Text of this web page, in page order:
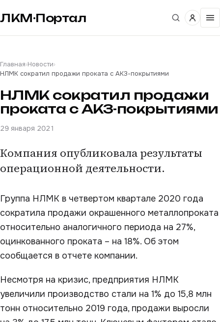
ЛКМ·Портал
Главная›Новости›
НЛМК сократил продажи проката с АКЗ-покрытиями
НЛМК сократил продажи
проката с АКЗ-покрытиями
29 января 2021
Компания опубликовала результаты
операционной деятельности.
Группа НЛМК в четвертом квартале 2020 года
сократила продажи окрашенного металлопроката
относительно аналогичного периода на 27%,
оцинкованного проката – на 18%. Об этом
сообщается в отчете компании.
Несмотря на кризис, предприятия НЛМК
увеличили производство стали на 1% до 15,8 млн
тонн относительно 2019 года, продажи выросли